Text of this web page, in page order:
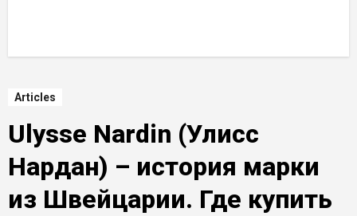
Articles
Ulysse Nardin (Улисс
Нардан) – история марки
из Швейцарии. Где купить